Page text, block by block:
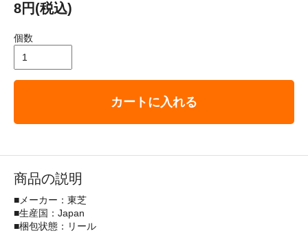
8円(税込)
個数
カートに入れる
商品の説明
■メーカー：東芝
■生産国：Japan
■梱包状態：リール